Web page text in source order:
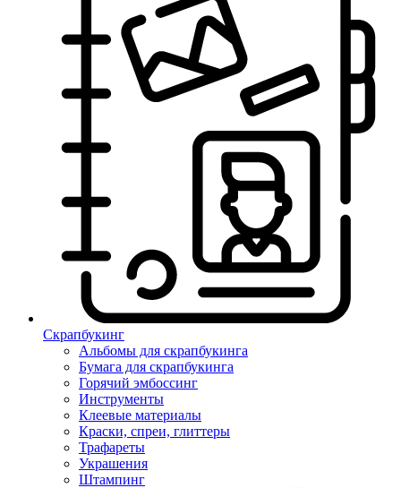
Скрапбукинг
Альбомы для скрапбукинга
Бумага для скрапбукинга
Горячий эмбоссинг
Инструменты
Клеевые материалы
Краски, спреи, глиттеры
Трафареты
Украшения
Штампинг